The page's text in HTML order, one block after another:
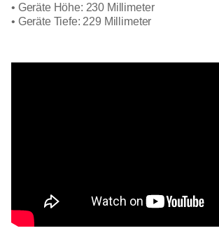
• Geräte Höhe: 230 Millimeter
• Geräte Tiefe: 229 Millimeter